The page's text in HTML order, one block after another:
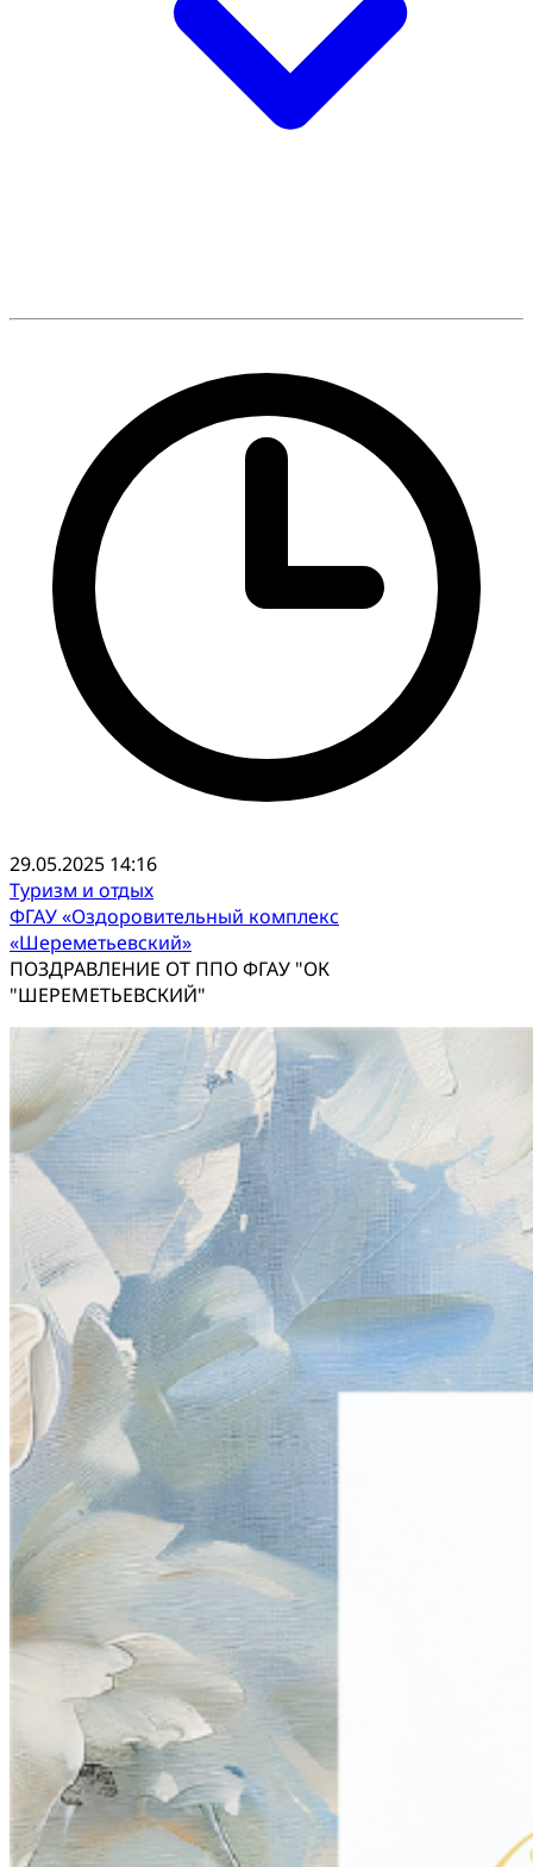
29.05.2025 14:16
Туризм и отдых
ФГАУ «Оздоровительный комплекс
«Шереметьевский»
ПОЗДРАВЛЕНИЕ ОТ ППО ФГАУ "ОК
"ШЕРЕМЕТЬЕВСКИЙ"